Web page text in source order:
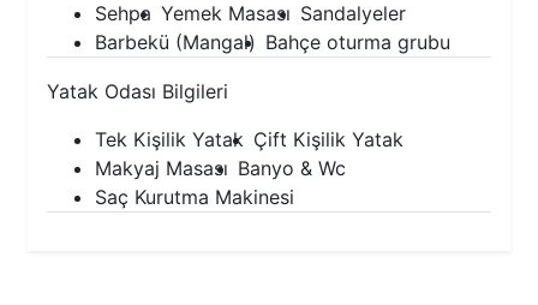
Sehpa Yemek Masası Sandalyeler
Barbekü (Mangal) Bahçe oturma grubu
Yatak Odası Bilgileri
Tek Kişilik Yatak Çift Kişilik Yatak
Makyaj Masası Banyo & Wc
Saç Kurutma Makinesi